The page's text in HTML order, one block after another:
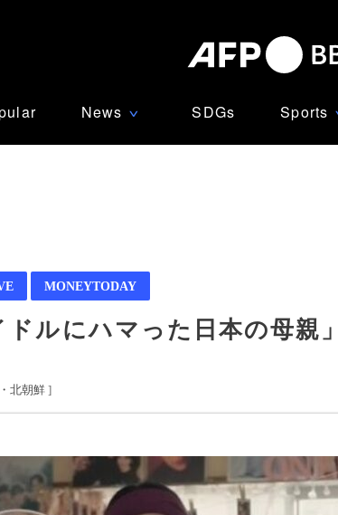
News ∨ SDGs Sports
MONEYTODAY
ドルにハマった日本の母
北朝鮮 ]